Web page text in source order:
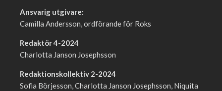
Ansvarig utgivare:
Camilla Andersson, ordförande för Roks
Redaktör 4-2024
Charlotta Janson Josephsson
Redaktionskollektiv 2-2024
Sofia Börjesson, Charlotta Janson Josephsson, Niquita